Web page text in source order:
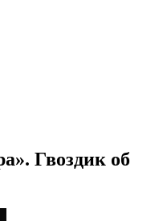
Гвоздик об